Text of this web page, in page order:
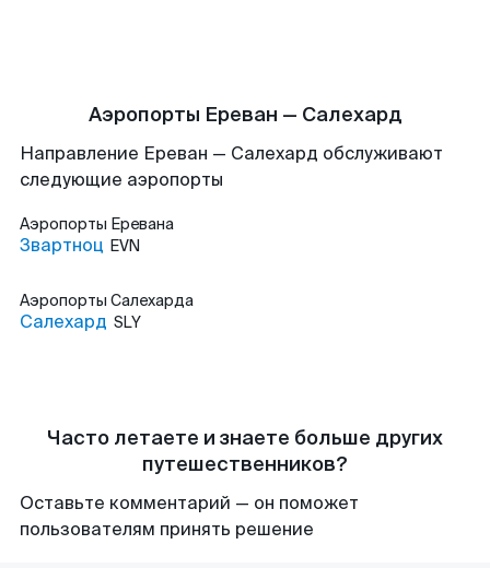
Аэропорты Ереван — Салехард
Направление Ереван — Салехард обслуживают
следующие аэропорты
Аэропорты Еревана
Звартноц EVN
Аэропорты Салехарда
Салехард SLY
Часто летаете и знаете больше других
путешественников?
Оставьте комментарий — он поможет
пользователям принять решение